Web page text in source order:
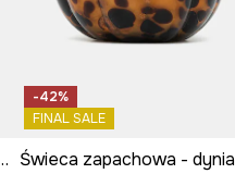
Apple Cinnamon
-42%
FINAL SALE
Świeca zapachowa - dynia